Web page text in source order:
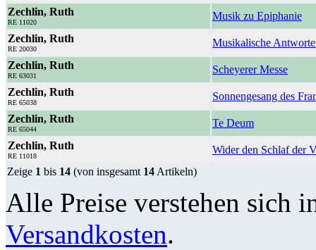
Zechlin, Ruth
RE 11020
Musik zu Epiphanie
Zechlin, Ruth
RE 20030
Musikalische
Zechlin, Ruth
RE 63031
Scheyerer Messe
Zechlin, Ruth
RE 65038
Sonnengesang des
Zechlin, Ruth
RE 65044
Te Deum
Zechlin, Ruth
RE 11018
Wider den Schlaf der
Zeige 1 bis 14 (von insgesamt 14 Artikeln)
Alle Preise verstehen sich
Versandkosten.